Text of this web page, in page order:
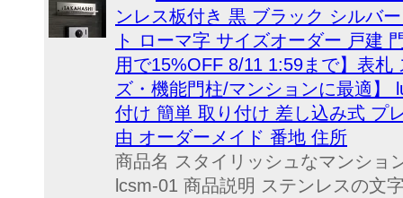
ンレス板付き 黒 ブラック シルバ
ト ローマ字 サイズオーダー 戸建
用で15%OFF 8/11 1:59まで】表
ズ・機能門柱/マンションに最適】
付け 簡単 取り付け 差し込み式 プ
由 オーダーメイド 番地 住所
商品名 スタイリッシュなマンショ
lcsm-01 商品説明 ステンレスの文